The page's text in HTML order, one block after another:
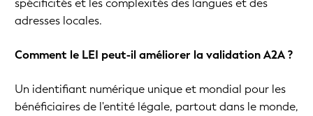
spécificités et les complexités des langues et des
adresses locales.
Comment le LEI peut-il améliorer la validation A2A ?
Un identifiant numérique unique et mondial pour les
bénéficiaires de l'entité légale, partout dans le monde,